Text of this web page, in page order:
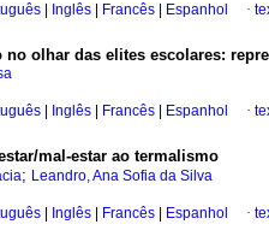
Inglês Francês Espanhol ·
olhar das elites escolares:
Inglês Francês Espanhol ·
mal-estar ao termalismo
; Leandro, Ana Sofia da Silva
Inglês Francês Espanhol ·